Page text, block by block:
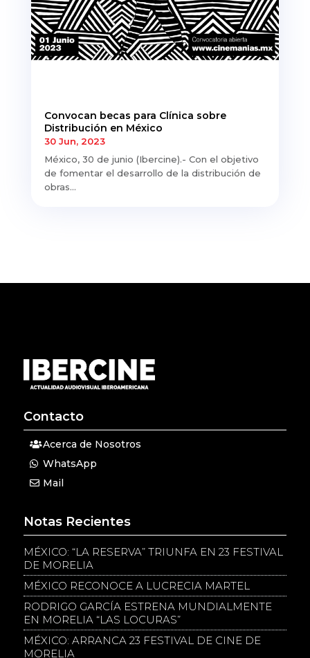
Convocan becas para Clínica sobre
Distribución en México
30 Jun, 2023
México, 30 de junio (Ibercine).- Con el objetivo
de fomentar el desarrollo de la distribución de
obras...
Contacto
Acerca de Nosotros
WhatsApp
Mail
Notas Recientes
MÉXICO: “LA RESERVA” TRIUNFA EN 23 FESTIVAL
DE MORELIA
MÉXICO RECONOCE A LUCRECIA MARTEL
RODRIGO GARCÍA ESTRENA MUNDIALMENTE
EN MORELIA “LAS LOCURAS”
MÉXICO: ARRANCA 23 FESTIVAL DE CINE DE
MORELIA